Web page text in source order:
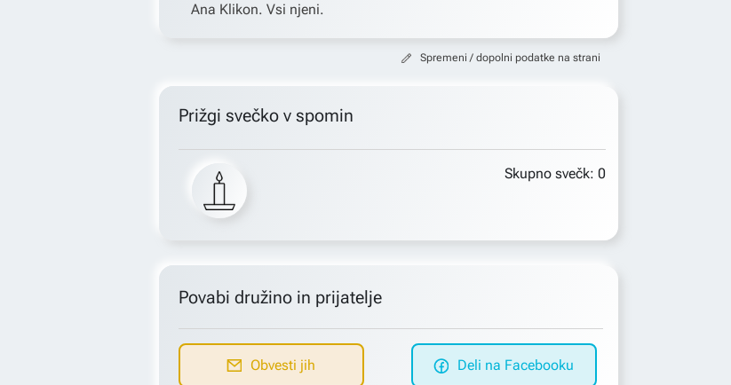
Ana Klikon. Vsi njeni.
Spremeni / dopolni podatke na strani
Prižgi svečko v spomin
Skupno svečk: 0
Povabi družino in prijatelje
Obvesti jih Deli na Facebooku